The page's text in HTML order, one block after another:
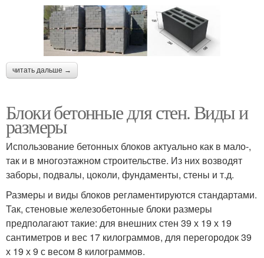
читать дальше →
Блоки бетонные для стен. Виды и
размеры
Использование бетонных блоков актуально как в мало-,
так и в многоэтажном строительстве. Из них возводят
заборы, подвалы, цоколи, фундаменты, стены и т.д.
Размеры и виды блоков регламентируются стандартами.
Так, стеновые железобетонные блоки размеры
предполагают такие: для внешних стен 39 х 19 х 19
сантиметров и вес 17 килограммов, для перегородок 39
х 19 х 9 с весом 8 килограммов.